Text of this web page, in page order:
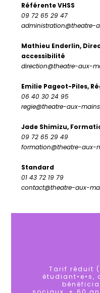
Référente VHSS
09 72 65 29 47
administration@theatre-
Mathieu Enderlin,
accessibilité
direction@theatre-aux-
Emilie Pageot-Piles,
06 40 30 24 95
regie@theatre-aux-
Jade Shimizu,
09 72 65 29 49
formation@theatre-aux-
Standard
01 43 72 19 79
contact@theatre-aux-
Tarif réduit
étudiant•e•s,